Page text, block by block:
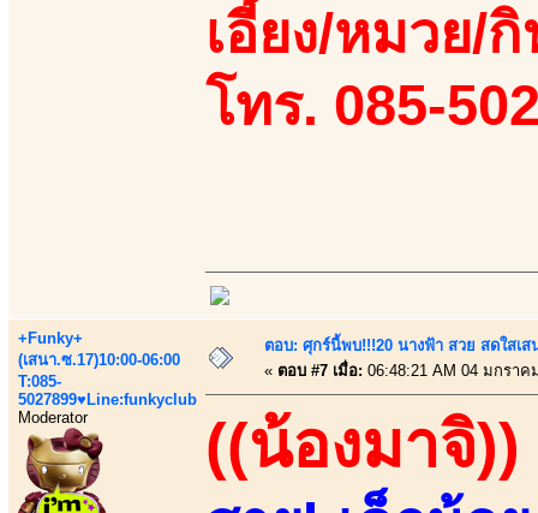
เอี้ยง/หมวย/
โทร. 085-
+Funky+
(เสนา.ซ.17)10:00-06:00
T:085-
5027899♥Line:funkyclub
Moderator
ตอบ: ศุกร์นี้พบ!!!20 นางฟ้า สวย สดใสเส
« ตอบ #7 เมื่อ: 06:48:21 AM 04 มกราค
((น้องมาจิ))